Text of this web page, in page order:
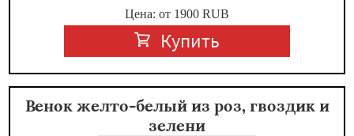
Цена: от 1900 RUB
Купить
Венок желто-белый из роз, гвоздик и
зелени